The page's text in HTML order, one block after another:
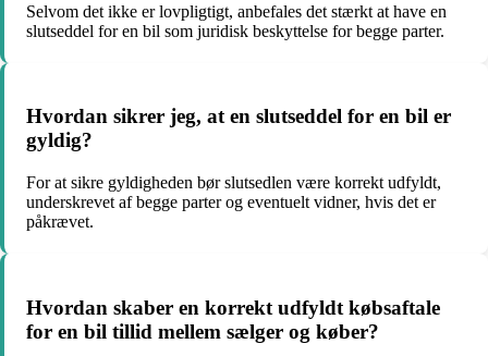
Selvom det ikke er lovpligtigt, anbefales det stærkt at have en
slutseddel for en bil som juridisk beskyttelse for begge parter.
Hvordan sikrer jeg, at en slutseddel for en bil er
gyldig?
For at sikre gyldigheden bør slutsedlen være korrekt udfyldt,
underskrevet af begge parter og eventuelt vidner, hvis det er
påkrævet.
Hvordan skaber en korrekt udfyldt købsaftale
for en bil tillid mellem sælger og køber?